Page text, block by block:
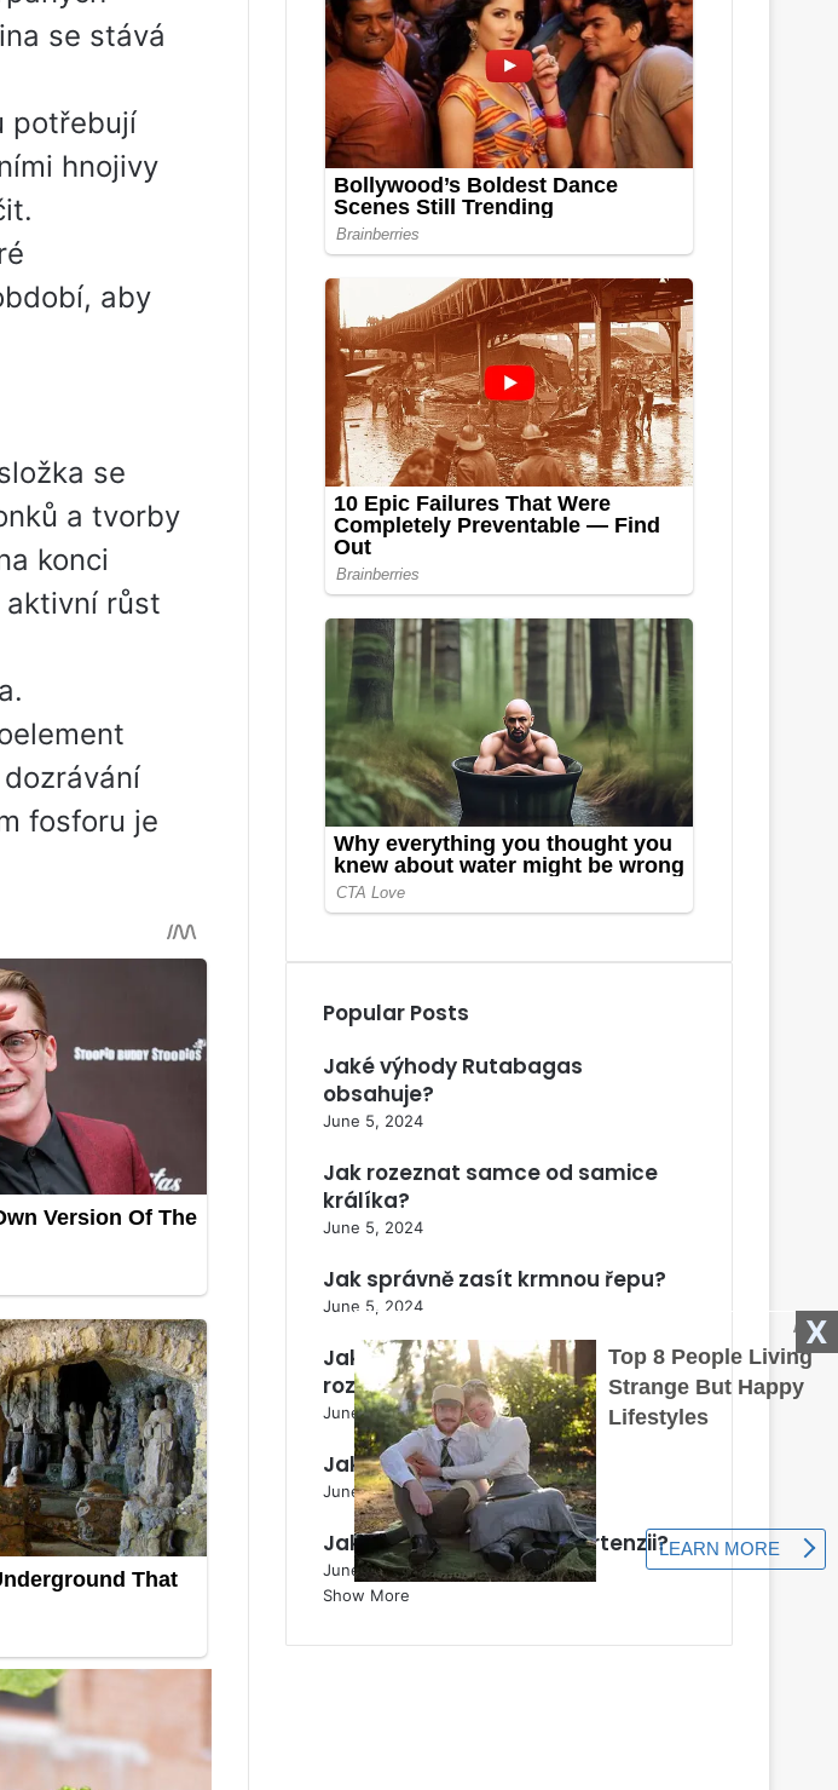
X
se stává
potřebují
hnojivy
aby
se
a tvorby
konci
aktivní růst
fosforu je
Popular Posts
Jaké výhody Rutabagas
obsahuje?
June 5, 2024
Jak rozeznat samce od samice
králíka?
June 5, 2024
Jak správně zasít krmnou řepu?
June 5, 2024
Jak se rostlina Perovskia
rozmnožuje?
June 5, 2024
Jak správně zmrazit zelí?
June 5, 2024
Jak připravit půdu pro hortenzii?
June 5, 2024
Show More